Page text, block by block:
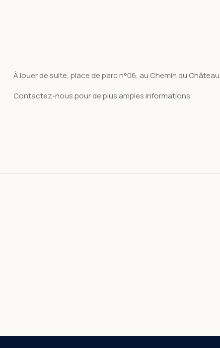
À louer de suite, place de parc n°06, au Chemin du
Contactez-nous pour de plus amples informations.